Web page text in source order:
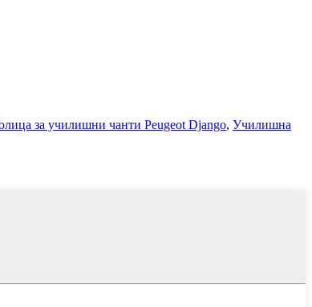
за училишни чанти Peugeot Django, Училишна